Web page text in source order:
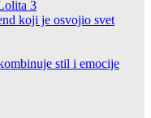
koji je osvojio svet
stil i emocije